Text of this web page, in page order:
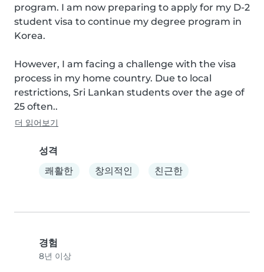
program. I am now preparing to apply for my D-2
student visa to continue my degree program in
Korea.
However, I am facing a challenge with the visa
process in my home country. Due to local
restrictions, Sri Lankan students over the age of
25 often..
더 읽어보기
성격
쾌활한
창의적인 친근한
경험
8년 이상